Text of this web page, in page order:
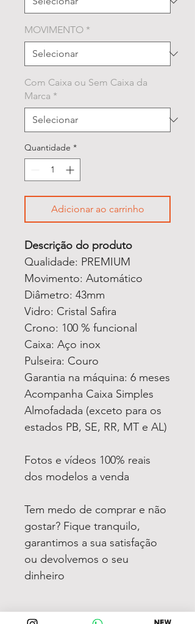
MOVIMENTO *
Com Caixa ou Sem Caixa da
Marca *
Quantidade *
Adicionar ao carrinho
Descrição do produto
Qualidade: PREMIUM
Movimento: Automático
Diâmetro: 43mm
Vidro: Cristal Safira
Crono: 100 % funcional
Caixa: Aço inox
Pulseira: Couro
Garantia na máquina: 6 meses
Acompanha Caixa Simples
Almofadada (exceto para os
estados PB, SE, RR, MT e AL)
Fotos e vídeos 100% reais
dos modelos a venda
Tem medo de comprar e não
gostar? Fique tranquilo,
garantimos a sua satisfação
ou devolvemos o seu
dinheiro